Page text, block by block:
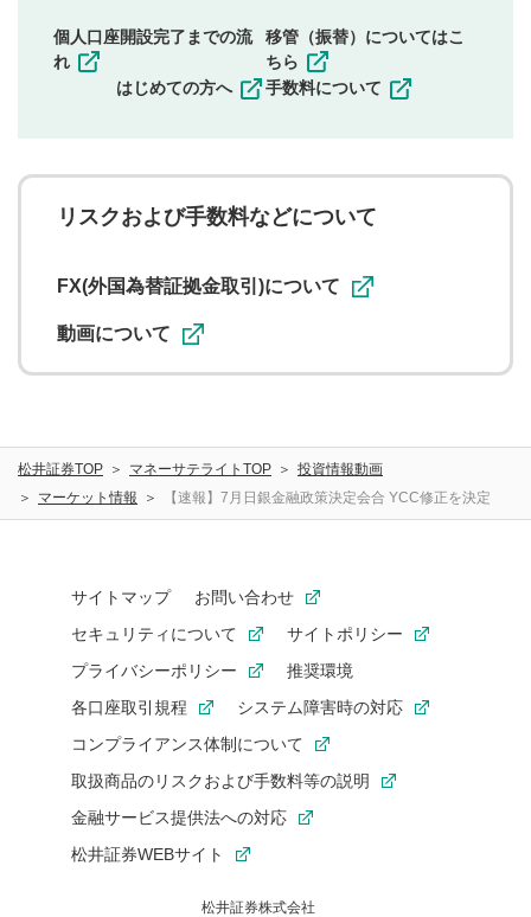
その他当社が不適切と判断した投稿
一度投稿した評価およびコメントの変更・削除はできま
ことを承諾したものとします。また、利用者は、コメント
に関する著作者人格権を行使しないことに同意します。利
用者が投稿したコメントは、当社サービスの広告・宣伝、
ることがあります。
個人口座開設完了までの流
れ
はじめての方へ
移管（振替）についてはこ
ちら
手数料について
リスクおよび手数料などについて
FX(外国為替証拠金取引)について
動画について
松井証券TOP マネーサテライトTOP
投資情報動画
マーケット情報
【速報】7月日銀金融政策決定会合 YCC修正を決定
サイトマップ
お問い合わせ
セキュリティについて
サイトポリシー
プライバシーポリシー
推奨環境
各口座取引規程
システム障害時の対応
コンプライアンス体制について
取扱商品のリスクおよび手数料等の説明
金融サービス提供法への対応
松井証券WEBサイト
松井証券株式会社